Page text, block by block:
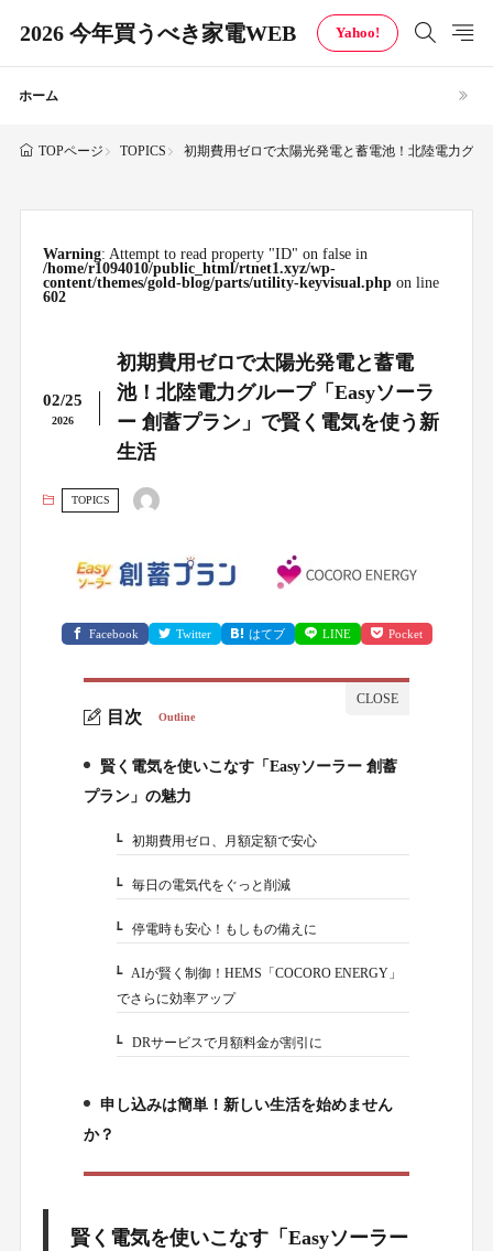
2026 今年買うべき家電WEB Yahoo!
ホーム
TOPページ TOPICS 初期費用ゼロで太陽光発電と蓄電池！北陸電力グ
Warning: Attempt to read property "ID" on false in
/home/r1094010/public_html/rtnet1.xyz/wp-
content/themes/gold-blog/parts/utility-keyvisual.phpon line
602
02/25
2026
初期費用ゼロで太陽光発電と蓄電
池！北陸電力グループ「Easyソーラ
ー 創蓄プラン」で賢く電気を使う新
生活
TOPICS
Facebook Twitter はてブ LINE Pocket
目次 Outline
1.
賢く電気を使いこなす「Easyソーラー 創蓄
プラン」の魅力
1-1.初期費用ゼロ、月額定額で安心
1-2.毎日の電気代をぐっと削減
1-3.停電時も安心！もしもの備えに
1-4.AIが賢く制御！HEMS「COCORO ENERGY」
でさらに効率アップ
1-5.DRサービスで月額料金が割引に
申し込みは簡単！新しい生活を始めません
か？
賢く電気を使いこなす「Easyソーラー